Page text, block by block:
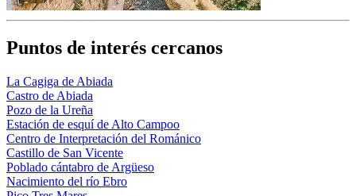
Puntos de interés cercanos
La Cagiga de Abiada
Castro de Abiada
Pozo de la Ureña
Estación de esquí de Alto Campoo
Centro de Interpretación del Románico
Castillo de San Vicente
Poblado cántabro de Argüeso
Nacimiento del río Ebro